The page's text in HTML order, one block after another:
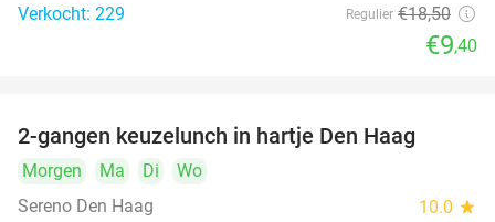
Verkocht: 229 Regulier €18,50
€9,40
2-gangen keuzelunch in hartje Den Haag
Morgen Ma Di
Wo
Sereno Den Haag
10.0 star